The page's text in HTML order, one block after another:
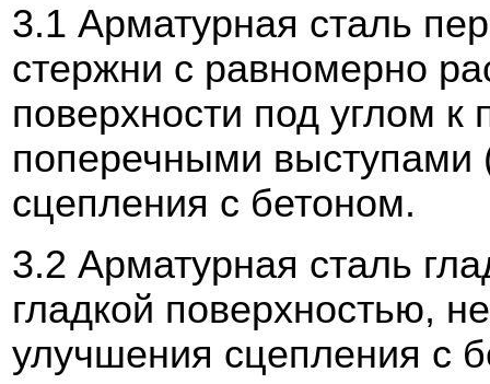
3.1 Арматурная сталь
стержни с равномерно
поверхности под углом к
поперечными
сцепления с бетоном.
3.2 Арматурная сталь
гладкой поверхностью,
улучшения сцепления с